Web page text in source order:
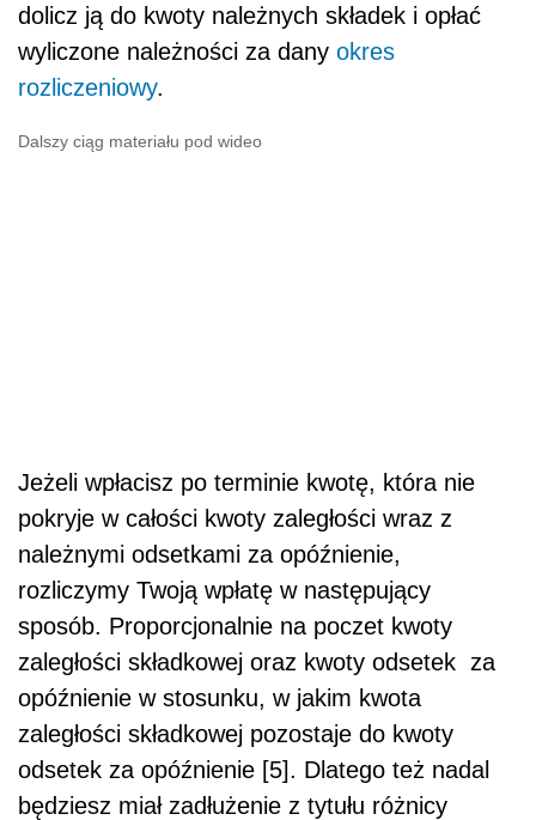
dolicz ją do kwoty należnych składek i opłać
wyliczone należności za dany okres
rozliczeniowy.
Dalszy ciąg materiału pod wideo
Jeżeli wpłacisz po terminie kwotę, która nie
pokryje w całości kwoty zaległości wraz z
należnymi odsetkami za opóźnienie,
rozliczymy Twoją wpłatę w następujący
sposób. Proporcjonalnie na poczet kwoty
zaległości składkowej oraz kwoty odsetek za
opóźnienie w stosunku, w jakim kwota
zaległości składkowej pozostaje do kwoty
odsetek za opóźnienie [5]. Dlatego też nadal
będziesz miał zadłużenie z tytułu różnicy